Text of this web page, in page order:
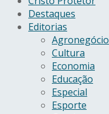
Destaques
Editorias
Agronegócio
Cultura
Economia
Educação
Especial
Esporte